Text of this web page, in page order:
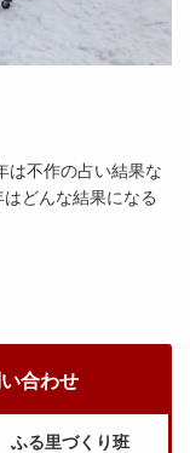
不作の占い結果な
どんな結果になる
合わせ
る里づくり班